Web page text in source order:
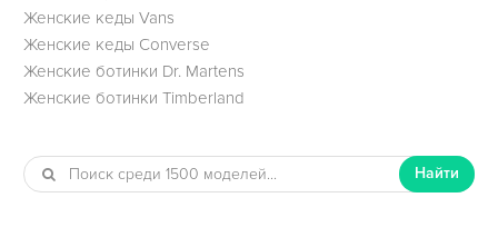
Женские кеды Vans
Женские кеды Converse
Женские ботинки Dr. Martens
Женские ботинки Timberland
Найти